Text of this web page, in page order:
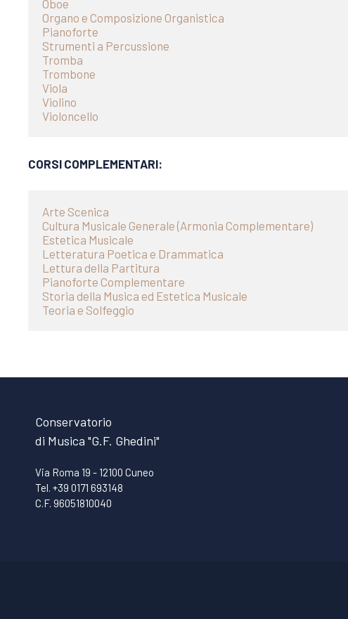
Oboe
Organo e Composizione Organistica
Pianoforte
Strumenti a Percussione
Tromba
Trombone
Viola
Violino
Violoncello
CORSI COMPLEMENTARI:
Arte Scenica
Cultura Musicale Generale (Armonia Complementare)
Estetica Musicale
Letteratura Poetica e Drammatica
Lettura della Partitura
Pianoforte Complementare
Storia della Musica ed Estetica Musicale
Teoria e Solfeggio
Conservatorio
di Musica "G.F. Ghedini"
Via Roma 19 - 12100 Cuneo
Tel. +39 0171 693148
C.F. 96051810040